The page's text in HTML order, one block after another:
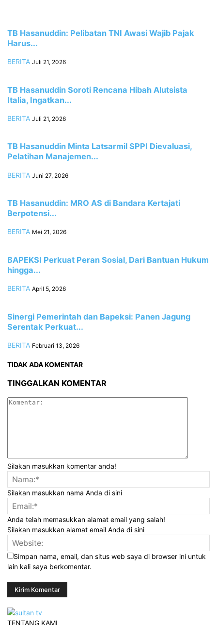
TB Hasanuddin: Pelibatan TNI Awasi Wajib Pajak
Harus...
BERITA Juli 21, 2026
TB Hasanuddin Soroti Rencana Hibah Alutsista
Italia, Ingatkan...
BERITA Juli 21, 2026
TB Hasanuddin Minta Latsarmil SPPI Dievaluasi,
Pelatihan Manajemen...
BERITA Juni 27, 2026
TB Hasanuddin: MRO AS di Bandara Kertajati
Berpotensi...
BERITA Mei 21, 2026
BAPEKSI Perkuat Peran Sosial, Dari Bantuan Hukum
hingga...
BERITA April 5, 2026
Sinergi Pemerintah dan Bapeksi: Panen Jagung
Serentak Perkuat...
BERITA Februari 13, 2026
TIDAK ADA KOMENTAR
TINGGALKAN KOMENTAR
Silakan masukkan komentar anda!
Silakan masukkan nama Anda di sini
Anda telah memasukkan alamat email yang salah!
Silakan masukkan alamat email Anda di sini
Simpan nama, email, dan situs web saya di browser ini untuk
lain kali saya berkomentar.
TENTANG KAMI